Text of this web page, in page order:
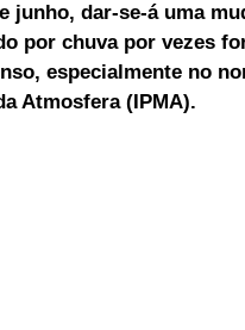
ELEIÇÕES SABORES E
junho, dar-se-á uma
por chuva por vezes
especialmente no
Atmosfera (IPMA).